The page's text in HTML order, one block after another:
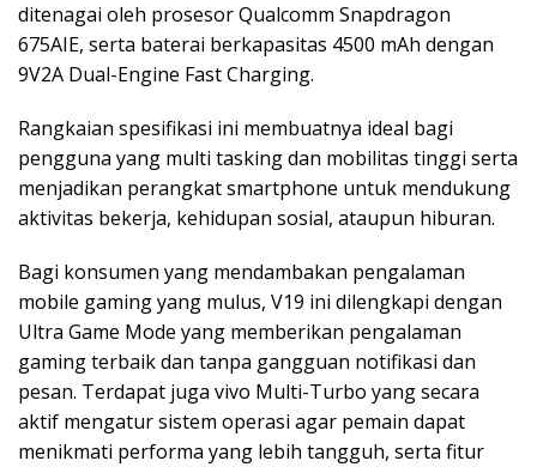
ditenagai oleh prosesor Qualcomm Snapdragon
675AIE, serta baterai berkapasitas 4500 mAh dengan
9V2A Dual-Engine Fast Charging.
Rangkaian spesifikasi ini membuatnya ideal bagi
pengguna yang multi tasking dan mobilitas tinggi serta
menjadikan perangkat smartphone untuk mendukung
aktivitas bekerja, kehidupan sosial, ataupun hiburan.
Bagi konsumen yang mendambakan pengalaman
mobile gaming yang mulus, V19 ini dilengkapi dengan
Ultra Game Mode yang memberikan pengalaman
gaming terbaik dan tanpa gangguan notifikasi dan
pesan. Terdapat juga vivo Multi-Turbo yang secara
aktif mengatur sistem operasi agar pemain dapat
menikmati performa yang lebih tangguh, serta fitur